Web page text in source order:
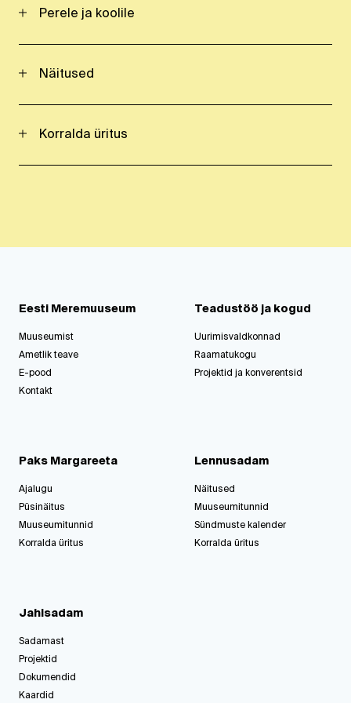
Perele ja koolile
Näitused
Korralda üritus
Eesti Meremuuseum
Muuseumist
Ametlik teave
E-pood
Kontakt
Teadustöö ja kogud
Uurimisvaldkonnad
Raamatukogu
Projektid ja konverentsid
Paks Margareeta
Ajalugu
Püsinäitus
Muuseumitunnid
Korralda üritus
Lennusadam
Näitused
Muuseumitunnid
Sündmuste kalender
Korralda üritus
Jahisadam
Sadamast
Projektid
Dokumendid
Kaardid